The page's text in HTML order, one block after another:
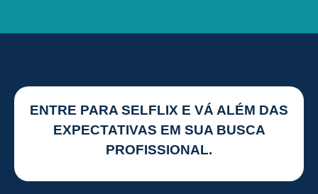
ENTRE PARA SELFLIX E VÁ ALÉM DAS
EXPECTATIVAS EM SUA BUSCA
PROFISSIONAL.